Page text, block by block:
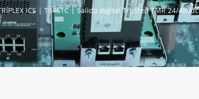
ICS | T8461C | Salida digital Trusted TMR 24/48Vdc